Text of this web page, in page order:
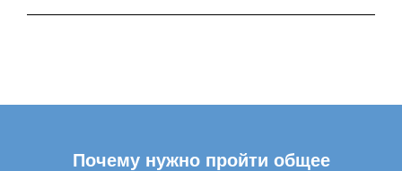
Почему нужно пройти общее